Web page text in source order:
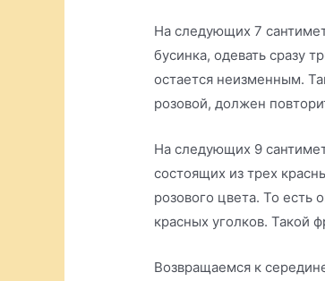
На следующих 7
бусинка, одевать сразу
остается неизменным.
розовой, должен
На следующих 9
состоящих из трех
розового цвета. То есть
красных уголков. Такой
Возвращаемся к